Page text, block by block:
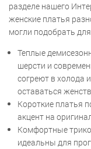
разделе нашего
женские платья
могли подобрать
Теплые
шерсти и
согреют в холода
оставаться
Короткие платья
акцент на
Комфортные
идеальны для